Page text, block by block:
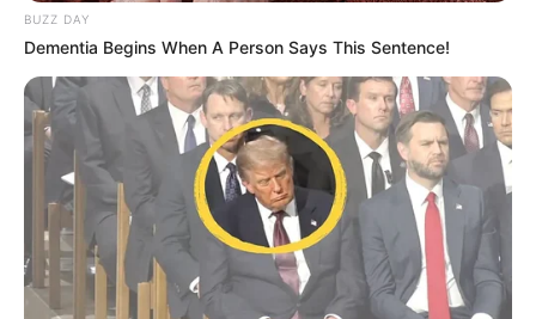
BUZZ DAY
Dementia Begins When A Person Says This Sentence!